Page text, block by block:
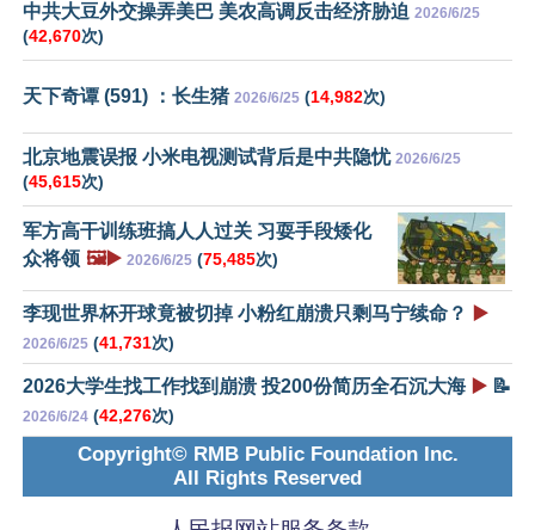
中共大豆外交操弄美巴 美农高调反击经济胁迫 2026/6/25
(42,670次)
天下奇谭 (591) ：长生猪 2026/6/25 (14,982次)
北京地震误报 小米电视测试背后是中共隐忧 2026/6/25
(45,615次)
军方高干训练班搞人人过关 习耍手段矮化
众将领 🖼️▶️ 2026/6/25 (75,485次)
李现世界杯开球竟被切掉 小粉红崩溃只剩马宁续命？ ▶️
2026/6/25 (41,731次)
2026大学生找工作找到崩溃 投200份简历全石沉大海 ▶️ 📝
2026/6/24 (42,276次)
Copyright© RMB Public Foundation Inc.
All Rights Reserved